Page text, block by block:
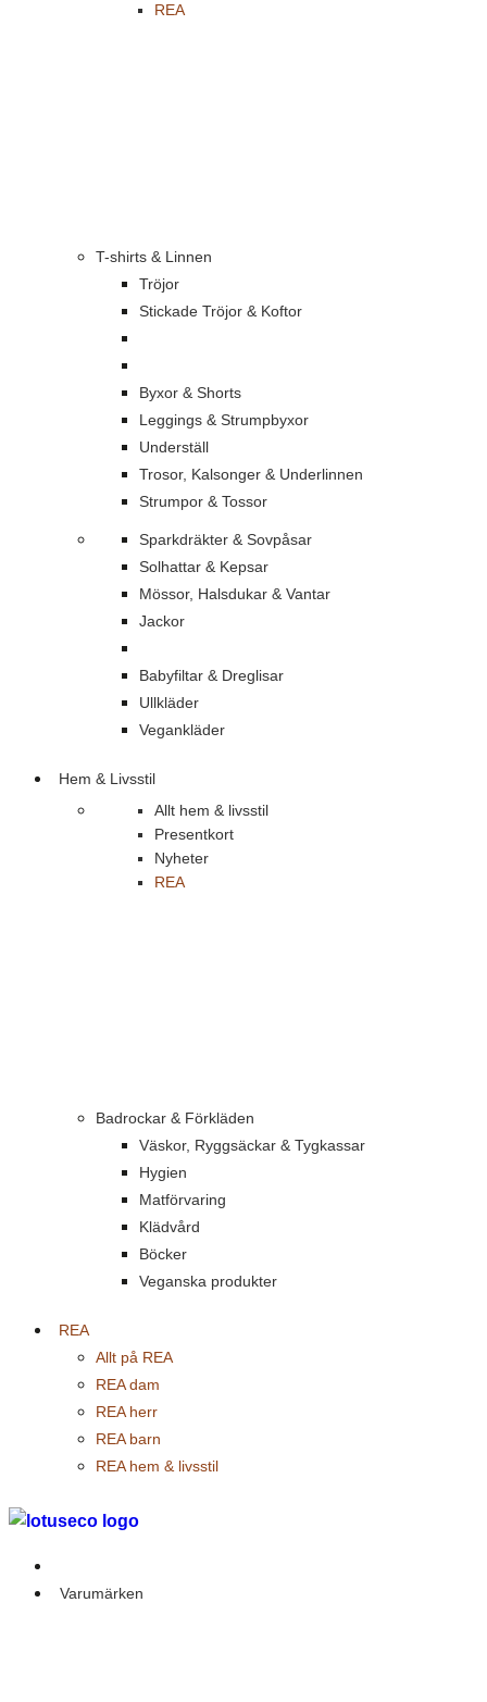
REA
T-shirts & Linnen
Tröjor
Stickade Tröjor & Koftor
Byxor & Shorts
Leggings & Strumpbyxor
Underställ
Trosor, Kalsonger & Underlinnen
Strumpor & Tossor
Sparkdräkter & Sovpåsar
Solhattar & Kepsar
Mössor, Halsdukar & Vantar
Jackor
Babyfiltar & Dreglisar
Ullkläder
Vegankläder
Hem & Livsstil
Allt hem & livsstil
Presentkort
Nyheter
REA
Badrockar & Förkläden
Väskor, Ryggsäckar & Tygkassar
Hygien
Matförvaring
Klädvård
Böcker
Veganska produkter
REA
Allt på REA
REA dam
REA herr
REA barn
REA hem & livsstil
Varumärken